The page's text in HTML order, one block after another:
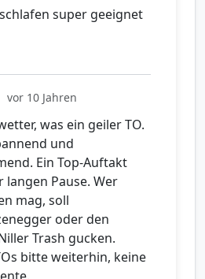
super geeignet
vor 10 Jahren
was ein geiler TO.
und
Ein Top-Auftakt
langen Pause. Wer
mag, soll
oder den
Trash gucken.
bitte weiterhin, keine